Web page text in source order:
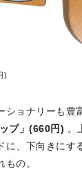
)
ショナリーも豊
プ」(660円) 。
に、下向きにす
の。